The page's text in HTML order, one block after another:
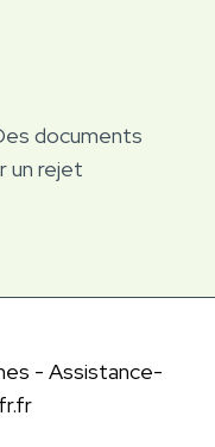
documents
un rejet
- Assistance-